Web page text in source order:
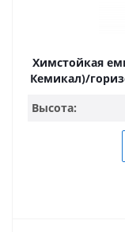
Химстойкая
Кемикал)/
Высота: